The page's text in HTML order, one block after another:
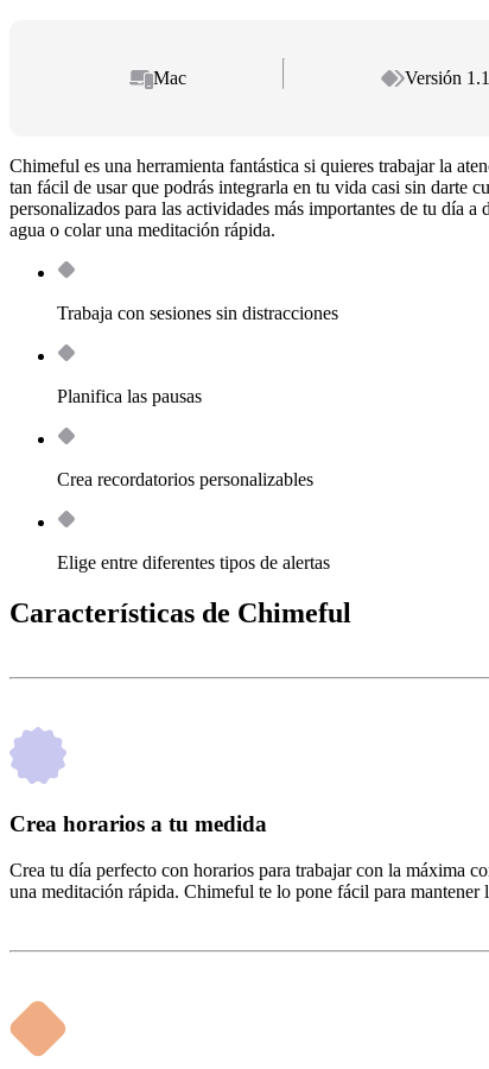
Mac Versión
Chimeful es una herramienta fantástica si quieres trabajar la
tan fácil de usar que podrás integrarla en tu vida casi sin darte
personalizados para las actividades más importantes de tu día a
agua o colar una meditación rápida.
Trabaja con sesiones sin distracciones
Planifica las pausas
Crea recordatorios personalizables
Elige entre diferentes tipos de alertas
Características de Chimeful
Crea horarios a tu medida
Crea tu día perfecto con horarios para trabajar con la máxima
una meditación rápida. Chimeful te lo pone fácil para